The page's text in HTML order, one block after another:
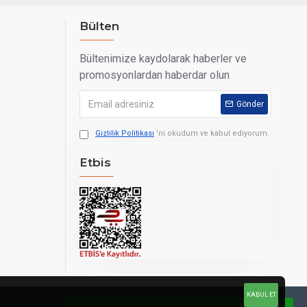
Bülten
Bültenimize kaydolarak haberler ve
promosyonlardan haberdar olun
Gönder
Gizlilik Politikası 'ni okudum ve kabul ediyorum.
Etbis
KABUL ET